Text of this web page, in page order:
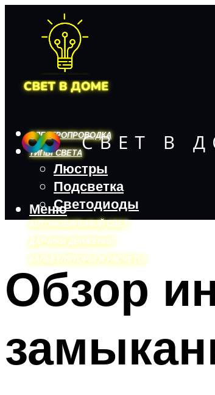
ЭЛЕКТРОПРОВОДКА
ТИПЫ СВЕТА
Люстры
Подсветка
Светодиоды
АВТОМОБИЛЬНЫЙ СВЕТ
ДАТЧИКИ ДВИЖЕНИЯ
КАЛЬКУЛЯТОРЫ И РАСЧЕТЫ
Меню
Меню
Обзор